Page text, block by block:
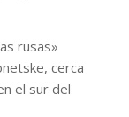
rusas»
cerca
el sur del